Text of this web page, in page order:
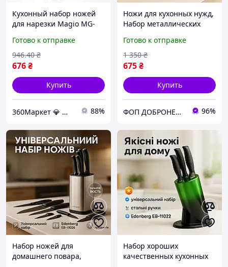
Кухонный набор ножей
для нарезки Magio MG-
ножей кухонные ножи
поварские WZ-34
Отличное качество
Готово к отправке
676₴
946.40 ₴
Купить
360Маркет 💎 — всё, что нужно под рукой ✅ 88%
Ножи для кухонных нужд,
Набор металлических
качественных кухонных
ножей SN-81
Готово к отправке
675₴
1 350 ₴
Купить
ФОП ДОБРОНЕЦЬКА С.М. 96%
Набор ножей для
домашнего повара,
Набор хороших
качественных кухонных